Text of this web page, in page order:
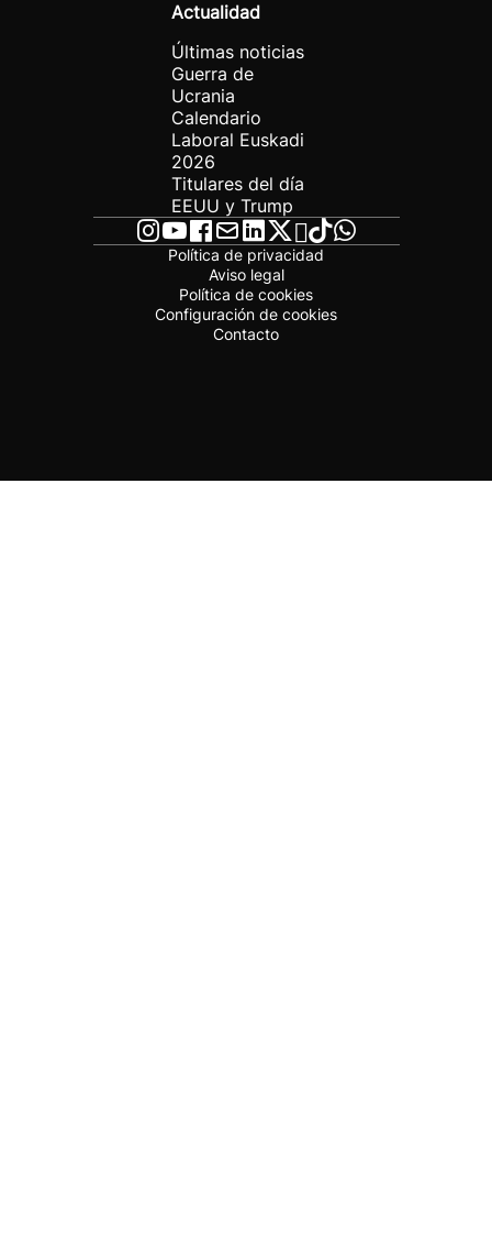
Actualidad
Últimas noticias
Guerra de
Ucrania
Calendario
Laboral Euskadi
2026
Titulares del día
EEUU y Trump
Política de privacidad
Aviso legal
Política de cookies
Configuración de cookies
Contacto